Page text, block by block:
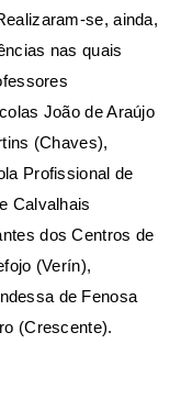
se, ainda,
nas quais
João de Araújo
(Chaves),
Profissional de
Calvalhais
dos Centros de
(Verín),
de Fenosa
(Crescente).